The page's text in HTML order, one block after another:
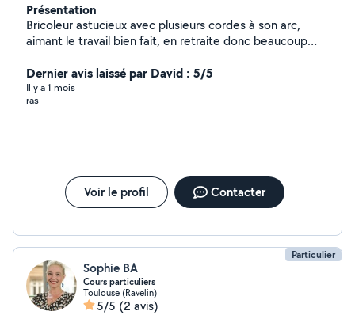
Présentation
Bricoleur astucieux avec plusieurs cordes à son arc,
aimant le travail bien fait, en retraite donc beaucoup
domaines.Je suis également adhérent à l'association La
boîte à Utile à bruguieres spécialisé dans le dépannage
du petit et gros électroménager à Bruguieres 31150.
Dernier avis laissé par David : 5/5
Il y a 1 mois
ras
Voir le profil Contacter
Particulier
Sophie BA
Cours particuliers
Toulouse (Ravelin)
5/5 (2 avis)